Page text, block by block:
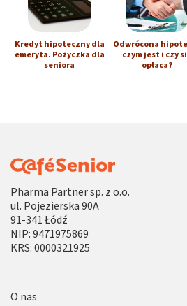
Kredyt hipoteczny dla
emeryta. Pożyczka dla
seniora
Odwrócona
czym jest i czy
opłaca?
Pharma Partner sp. z o.o.
ul. Pojezierska 90A
91-341 Łódź
NIP: 9471975869
KRS: 0000321925
O nas